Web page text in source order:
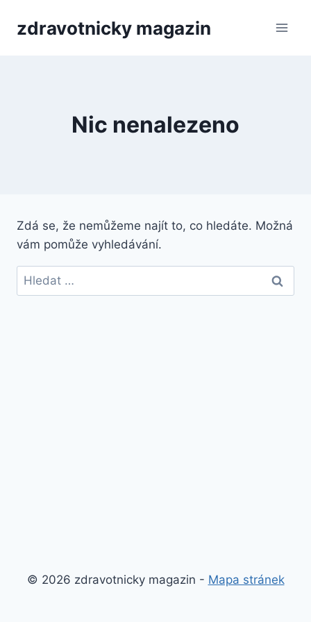
zdravotnicky magazin
Nic nenalezeno
Zdá se, že nemůžeme najít to, co hledáte. Možná
vám pomůže vyhledávání.
Vyhledávání
© 2026 zdravotnicky magazin - Mapa stránek